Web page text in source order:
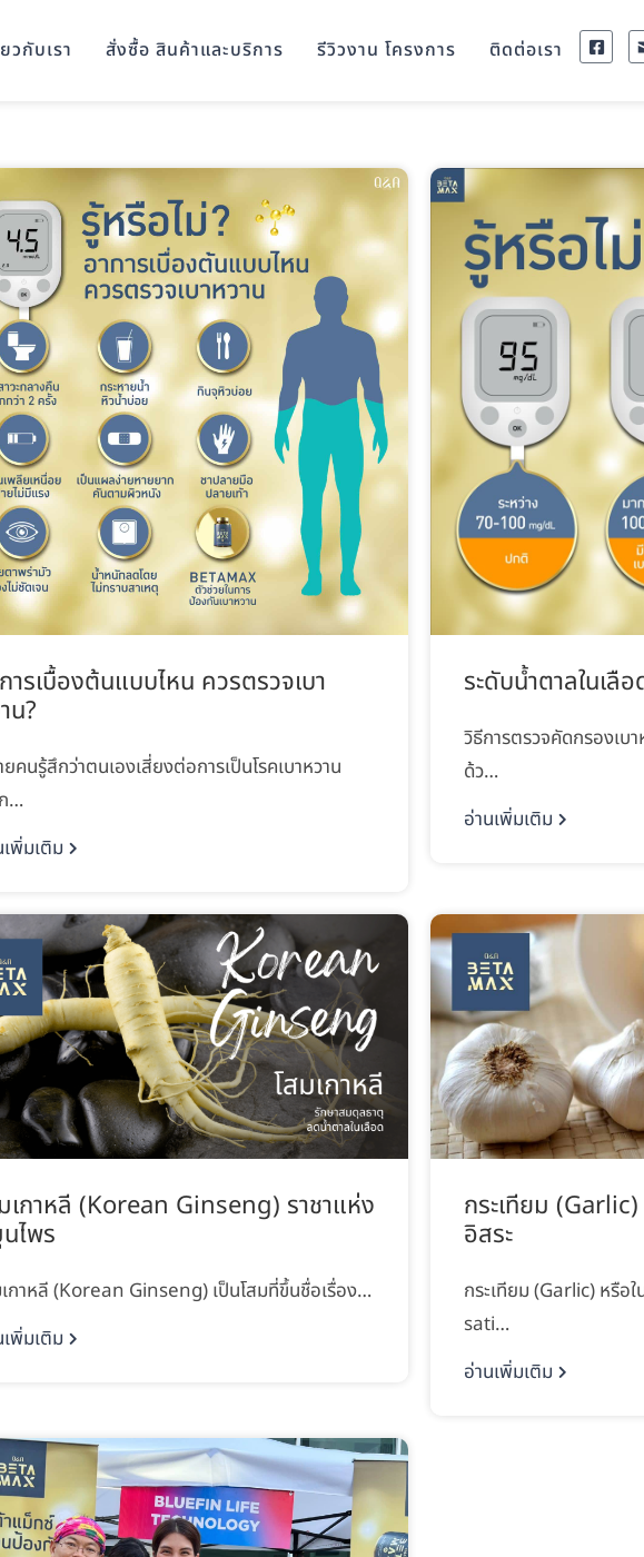
วกับเรา สั่งซื้อ สินค้าและบริการ รีวิวงาน โครงการ ติดต่อเรา
ารเบื้องต้นแบบไหน ควรตรวจเบา
น?
คนรู้สึกว่าตนเองเสี่ยงต่อการเป็นโรคเบาหวาน
…
พิ่มเติม
ระดับน้ำตาลในเลื
วิธีการตรวจคัดกรองเบ
ด้ว…
อ่านเพิ่มเติม
เกาหลี (Korean Ginseng) ราชาแห่ง
ไพร
กาหลี (Korean Ginseng) เป็นโสมที่ขึ้นชื่อเรื่อง…
พิ่มเติม
กระเทียม
อิสระ
กระเทียม (Garlic) หรือ
sati…
อ่านเพิ่มเติม